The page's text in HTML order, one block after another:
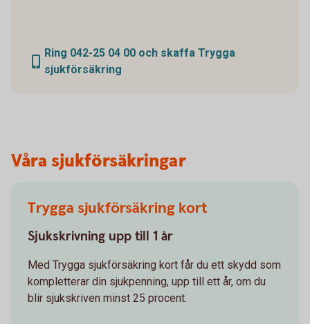
Ring 042-25 04 00 och skaffa Trygga
sjukförsäkring
Våra sjukförsäkringar
Trygga sjukförsäkring kort
Sjukskrivning upp till 1 år
Med Trygga sjukförsäkring kort får du ett skydd som
kompletterar din sjukpenning, upp till ett år, om du
blir sjukskriven minst 25 procent.